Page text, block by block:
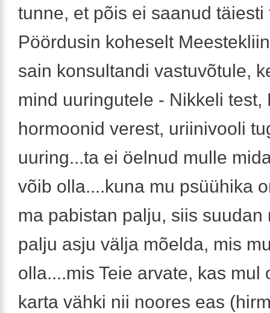
tunne, et põis ei saanud täiesti
Pöördusin koheselt
sain konsultandi vastuvõtule,
mind uuringutele - Nikkeli test,
hormoonid verest, uriinivooli
uuring...ta ei öelnud mulle
võib olla....kuna mu psüühika
ma pabistan palju, siis suudan
palju asju välja mõelda, mis
olla....mis Teie arvate, kas mul
karta vähki nii noores eas